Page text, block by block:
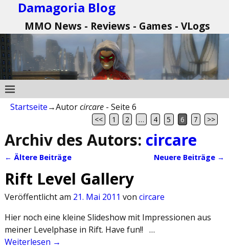
Damagoria Blog
MMO News - Reviews - Games - VLogs
Startseite→Autorcircare - Seite 6
<< 1 2 … 4 5 6 7 >>
Archiv des Autors: circare
← Ältere Beiträge Neuere Beiträge →
Rift Level Gallery
Veröffentlicht am 21. Mai 2011 von circare
Hier noch eine kleine Slideshow mit Impressionen aus
meiner Levelphase in Rift. Have fun!! …
Weiterlesen →